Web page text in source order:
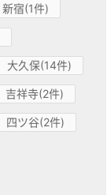
新宿(1件)
大久保(14件)
吉祥寺(2件)
四ツ谷(2件)